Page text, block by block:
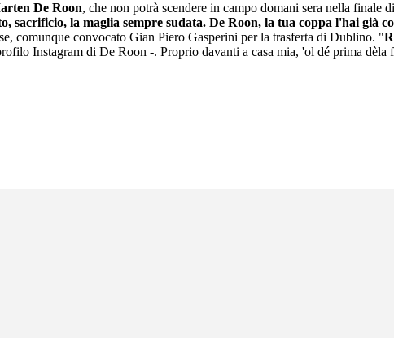
De Roon, che non potrà scendere in campo domani sera nella finale di
sacrificio, la maglia sempre sudata. De Roon, la tua coppa l'hai già
comunque convocato Gian Piero Gasperini per la trasferta di Dublino. "
Instagram di De Roon -. Proprio davanti a casa mia, 'ol dé prima